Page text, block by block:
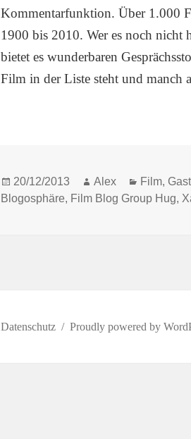
Kommentarfunktion. Über 1.000
1900 bis 2010. Wer es noch nicht
bietet es wunderbaren
Film in der Liste steht und manch
Posted
on
20/12/2013 Author
Alex Film,
Blogosphäre, Film Blog Group Hug,
Datenschutz Proudly powered by